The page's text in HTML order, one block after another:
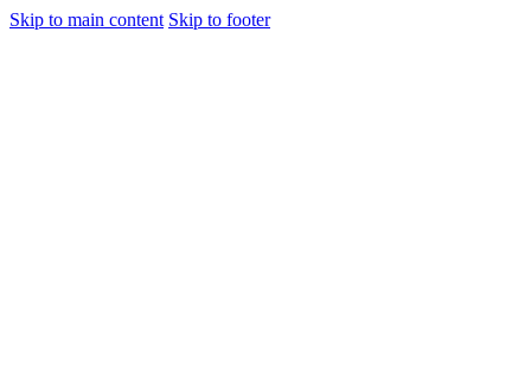
Skip to main content Skip to footer